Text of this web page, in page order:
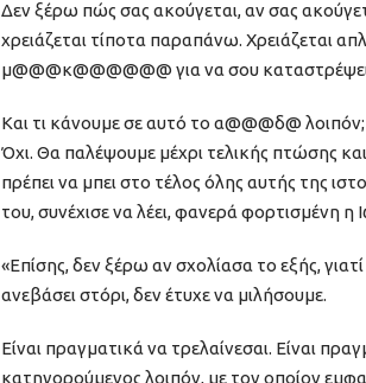
Δεν ξέρω πώς σας ακούγεται, αν σας
χρειάζεται τίποτα παραπάνω. Χρειάζεται
μ@@@κ@@@@@@ για να σου
Και τι κάνουμε σε αυτό το α@@@δ@
Όχι. Θα παλέψουμε μέχρι τελικής πτώσης
πρέπει να μπει στο τέλος όλης αυτής της
του, συνέχισε να λέει, φανερά φορτισμένη η
«Επίσης, δεν ξέρω αν σχολίασα το εξής,
ανεβάσει στόρι, δεν έτυχε να μιλήσουμε.
Είναι πραγματικά να τρελαίνεσαι. Είναι
κατηγορούμενος λοιπόν, με τον οποίον